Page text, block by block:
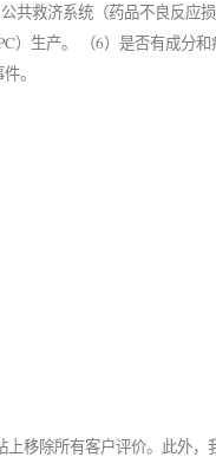
共救济系统（药品不良反应
）生产。 （6）是否有成分
。
移除所有客户评价。此外